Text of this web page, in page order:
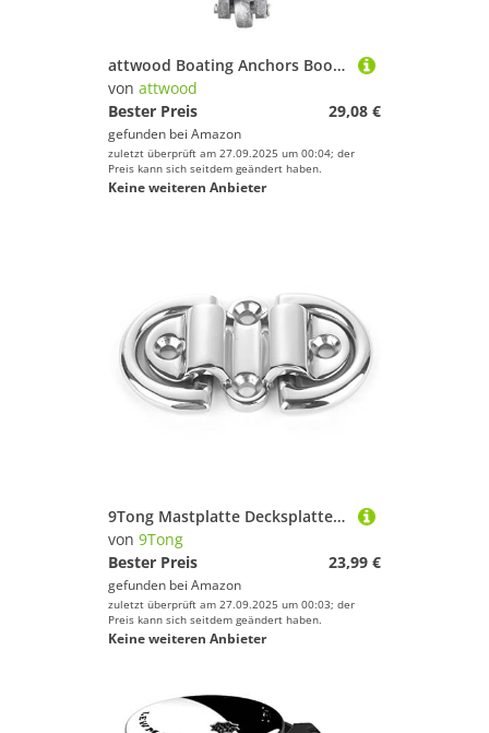
attwood Boating Anchors Bootanker, Silber, Einheitsgröße
von attwood
Bester Preis
29,08 €
gefunden bei Amazon
zuletzt überprüft am 27.09.2025 um 00:04; der
Preis kann sich seitdem geändert haben.
Keine weiteren Anbieter
9Tong Mastplatte Decksplatte Klappbar Augplatten Edelstahl Zurröse Schwerlast Ösenplatte U Haken Marine Boote Augplatte Ring Öse Stark Pad Eye Deckbeschläge SUS316
von 9Tong
Bester Preis
23,99 €
gefunden bei Amazon
zuletzt überprüft am 27.09.2025 um 00:03; der
Preis kann sich seitdem geändert haben.
Keine weiteren Anbieter